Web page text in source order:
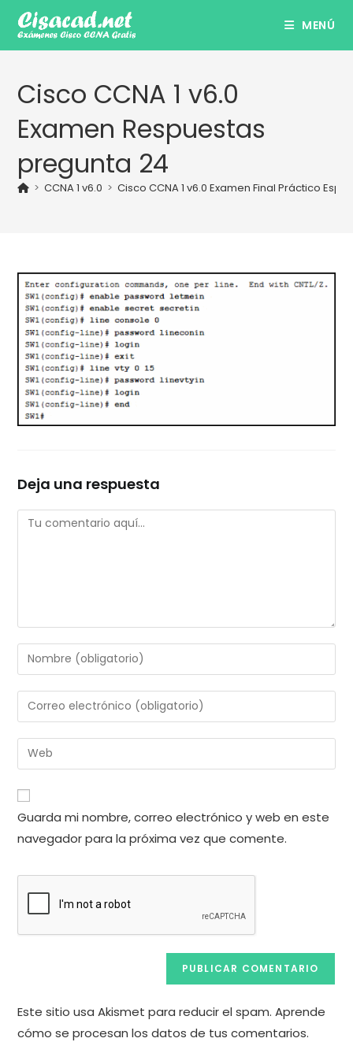
contenido
MENÚ
Cisco CCNA 1 v6.0
Examen Respuestas
pregunta 24
> CCNA 1 v6.0 > Cisco CCNA 1 v6.0 Examen Final Práctico
Deja una respuesta
Comentario
Introduce
tu
nombre
de
usuario
para
comentar
Introduce
tu
dirección
de
electrónico
para
comentar
Introduce
la
URL
de
tu
web
Guarda mi nombre, correo electrónico y web en este
navegador para la próxima vez que comente.
Este sitio usa Akismet para reducir el spam.Aprende
cómo se procesan los datos de tus comentarios.